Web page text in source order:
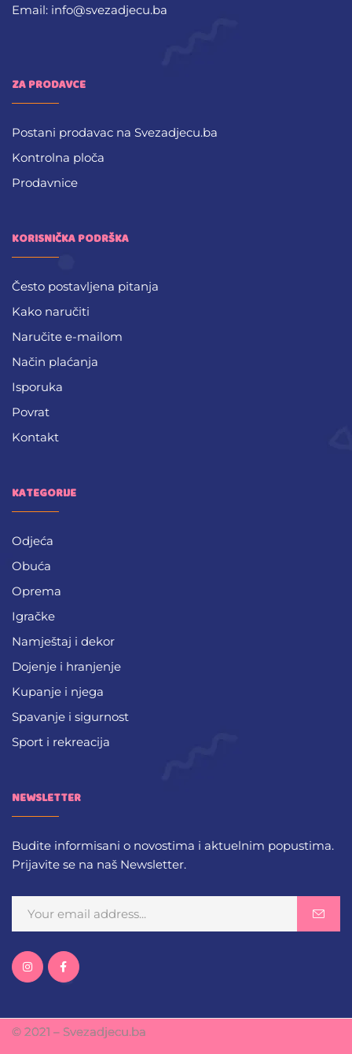
Email: info@svezadjecu.ba
ZA PRODAVCE
Postani prodavac na Svezadjecu.ba
Kontrolna ploča
Prodavnice
KORISNIČKA PODRŠKA
Često postavljena pitanja
Kako naručiti
Naručite e-mailom
Način plaćanja
Isporuka
Povrat
Kontakt
KATEGORIJE
Odjeća
Obuća
Oprema
Igračke
Namještaj i dekor
Dojenje i hranjenje
Kupanje i njega
Spavanje i sigurnost
Sport i rekreacija
NEWSLETTER
Budite informisani o novostima i aktuelnim popustima.
Prijavite se na naš Newsletter.
© 2021 – Svezadjecu.ba